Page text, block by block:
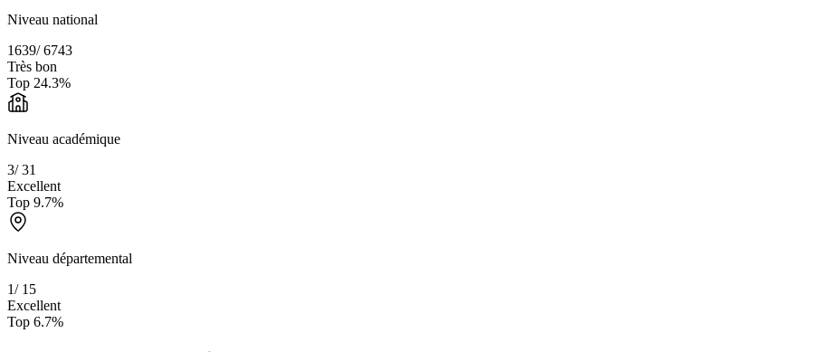
Niveau national
1639/6743
Très bon
Top 24.3%
Niveau académique
3/31
Excellent
Top 9.7%
Niveau départemental
1/ 15
Excellent
Top 6.7%